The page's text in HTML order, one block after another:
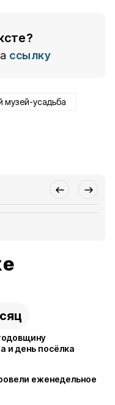
ссылку
музей-усадьба
и день посёлка
еженедельное